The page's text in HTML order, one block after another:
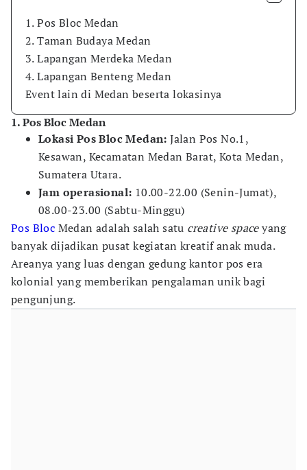
1. Pos Bloc Medan
2. Taman Budaya Medan
3. Lapangan Merdeka Medan
4. Lapangan Benteng Medan
Event lain di Medan beserta lokasinya
1. Pos Bloc Medan
Lokasi Pos Bloc Medan:Jalan Pos No.1,
Kesawan, Kecamatan Medan Barat, Kota Medan,
Sumatera Utara.
Jam operasional: 10.00-22.00 (Senin-Jumat),
08.00-23.00 (Sabtu-Minggu)
Pos Bloc Medan adalah salah satu creative spaceyang
banyak dijadikan pusat kegiatan kreatif anak muda.
Areanya yang luas dengan gedung kantor pos era
kolonial yang memberikan pengalaman unik bagi
pengunjung.